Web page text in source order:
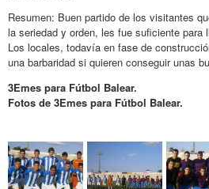
Resumen: Buen partido de los visitantes
la seriedad y orden, les fue suficiente para
Los locales, todavía en fase de
una barbaridad si quieren conseguir unas
3Emes para Fútbol Balear.
Fotos de 3Emes para Fútbol Balear.